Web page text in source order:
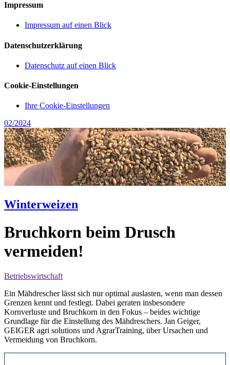
Impressum
Impressum auf einen Blick
Datenschutzerklärung
Datenschutz auf einen Blick
Cookie-Einstellungen
Ihre Cookie-Einstellungen
02/2024
Winterweizen
Bruchkorn beim Drusch
vermeiden!
Betriebswirtschaft
Ein Mähdrescher lässt sich nur optimal auslasten, wenn man dessen
Grenzen kennt und festlegt. Dabei geraten insbesondere
Kornverluste und Bruchkorn in den Fokus – beides wichtige
Grundlage für die Einstellung des Mähdreschers. Jan Geiger,
GEIGER agri solutions und AgrarTraining, über Ursachen und
Vermeidung von Bruchkorn.